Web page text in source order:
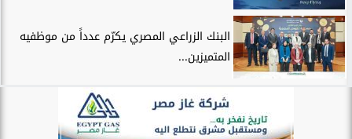
البنك الزراعي المصري يكرّم عدداً من موظفيه
المتميزين...